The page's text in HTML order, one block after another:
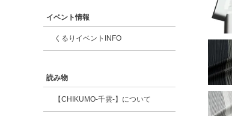
イベント情報
くるりイベントINFO
読み物
【CHIKUMO-千雲-】について